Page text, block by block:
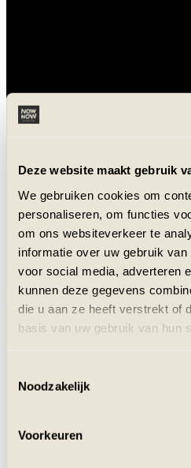
Deze website maakt gebruik
We gebruiken cookies om
personaliseren, om functies
om ons websiteverkeer te
informatie over uw gebruik
voor social media, adverteren
kunnen deze gegevens
die u aan ze heeft verstrekt of
basis van uw gebruik van hun
Noodzakelijk
Voorkeuren